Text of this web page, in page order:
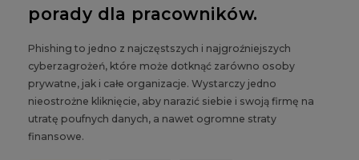
porady dla pracowników.
Phishing to jedno z najczęstszych i najgroźniejszych
cyberzagrożeń, które może dotknąć zarówno osoby
prywatne, jak i całe organizacje. Wystarczy jedno
nieostrożne kliknięcie, aby narazić siebie i swoją firmę na
utratę poufnych danych, a nawet ogromne straty
finansowe.